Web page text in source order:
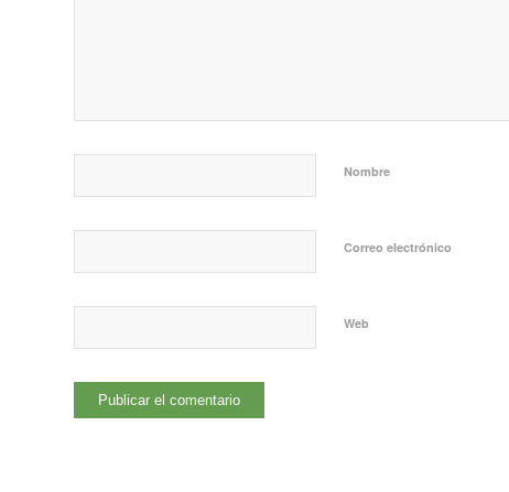
Nombre
Correo electrónico
Web